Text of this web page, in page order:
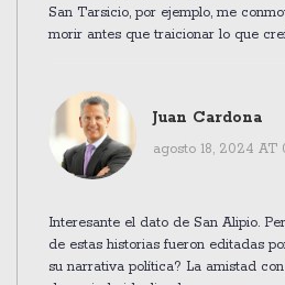
San Tarsicio, por ejemplo, me
morir antes que traicionar lo que
Juan Cardona
agosto 18, 2024 AT
Interesante el dato de San Alipio.
de estas historias fueron editadas
su narrativa política? La amistad